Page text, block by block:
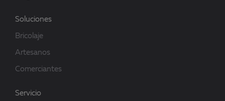
Soluciones
Bricolaje
Artesanos
Comerciantes
Servicio